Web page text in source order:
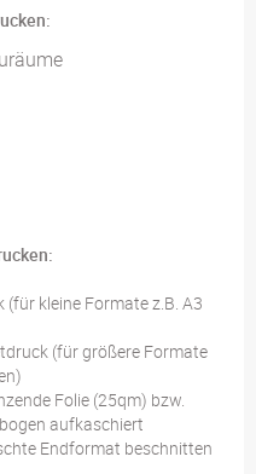
kleine Formate z.B. A3
(für größere Formate
Folie (25qm) bzw.
aufkaschiert
Endformat beschnitten